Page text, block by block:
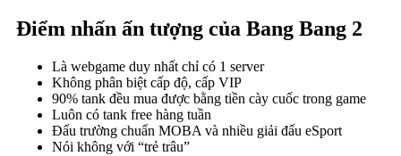
Điểm nhấn ấn tượng của Bang Bang 2
Là webgame duy nhất chỉ có 1 server
Không phân biệt cấp độ, cấp VIP
90% tank đều mua được bằng tiền cày cuốc trong game
Luôn có tank free hàng tuần
Đấu trường chuẩn MOBA và nhiều giải đấu eSport
Nói không với “trẻ trâu”